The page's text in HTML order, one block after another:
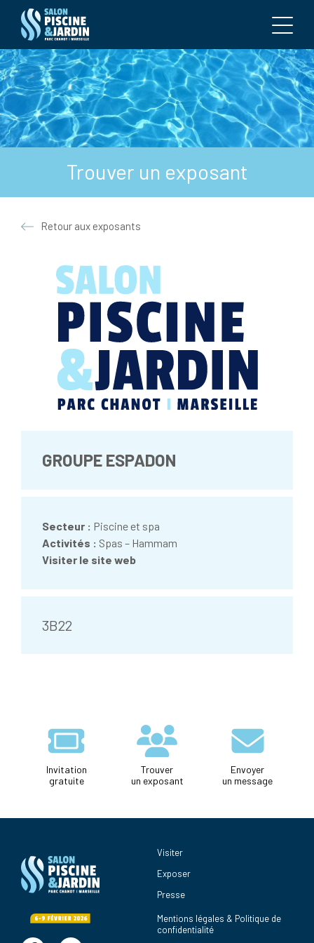
Trouver un exposant
Retour aux exposants
GROUPE ESPADON
Secteur : Piscine et spa
Activités : Spas – Hammam
Visiter le site web
3B22
Invitation
gratuite
Trouver
un exposant
Envoyer
un message
Visiter
Exposer
Presse
Mentions légales & Politique de
confidentialité